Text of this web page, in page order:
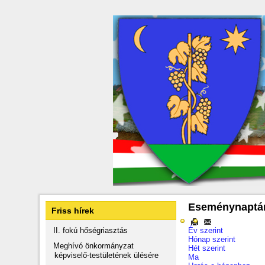
Friss hírek
II. fokú hőségriasztás
Meghívó önkormányzat
képviselő-testületének ülésére
Év szerint
Hónap szerint
Hét szerint
Ma